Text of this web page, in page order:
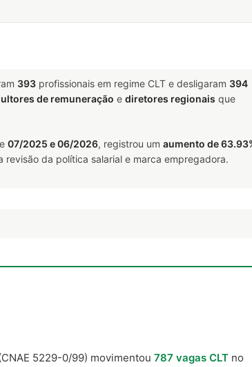
393 profissionais em regime CLT e desligaram 394
de remuneração e diretores regionais que
07/2025 e 06/2026, registrou um aumento de
da política salarial e marca empregadora.
5229-0/99) movimentou 787 vagas CLT no